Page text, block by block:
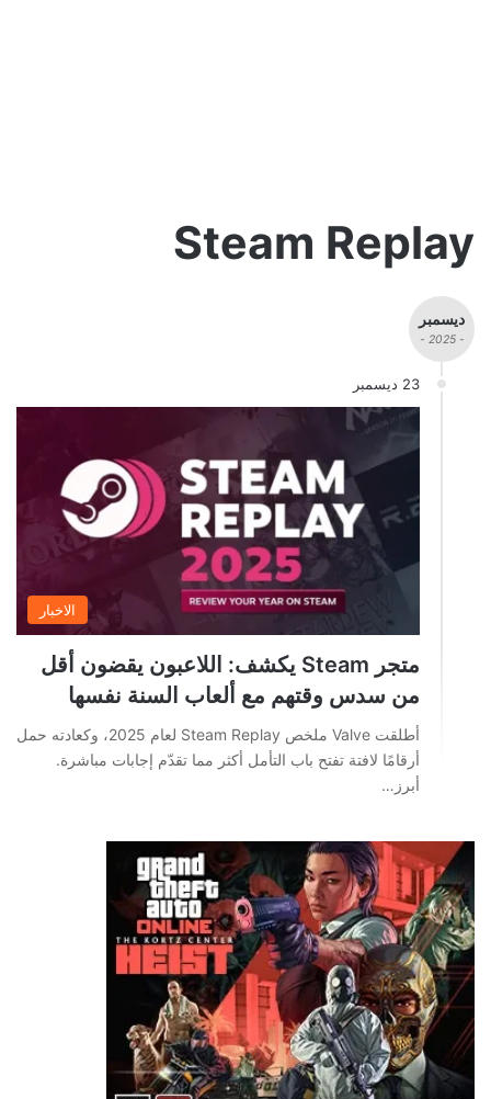
Steam Replay
ديسمبر
- 2025 -
23 ديسمبر
الاخبار
متجر Steam يكشف: اللاعبون يقضون أقل
من سدس وقتهم مع ألعاب السنة نفسها
أطلقت Valve ملخص Steam Replay لعام 2025، وكعادته حمل
أرقامًا لافتة تفتح باب التأمل أكثر مما تقدّم إجابات مباشرة.
أبرز…